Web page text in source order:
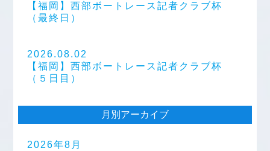
【福岡】西部ボートレース記者クラブ杯
（最終日）
2026.08.02
【福岡】西部ボートレース記者クラブ杯
（５日目）
月別アーカイブ
2026年8月